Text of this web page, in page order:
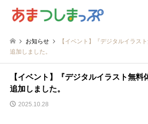
お知らせ
【イベント】『デジタルイラス
追加しました。
【イベント】『デジタルイラスト無料
追加しました。
2025.10.28